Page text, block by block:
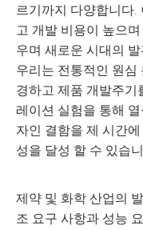
르기까지 다양합니다.
고 개발 비용이 높으
우며 새로운 시대의
우리는 전통적인 원심
경하고 제품 개발주기
레이션 실험을 통해
자인 결함을 제 시간
성을 달성 할 수 있습
제약 및 화학 산업의
조 요구 사항과 성능